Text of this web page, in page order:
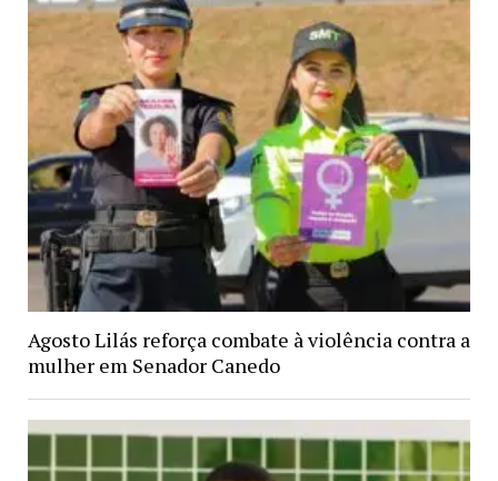
Agosto Lilás reforça combate à violência contra a
mulher em Senador Canedo